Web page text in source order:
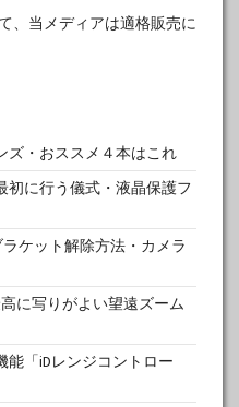
、当メディアは適格販売に
ズ・おススメ４本はこれ
初に行う儀式・液晶保護フ
ラケット解除方法・カメラ
に写りがよい望遠ズーム
能「iDレンジコントロー